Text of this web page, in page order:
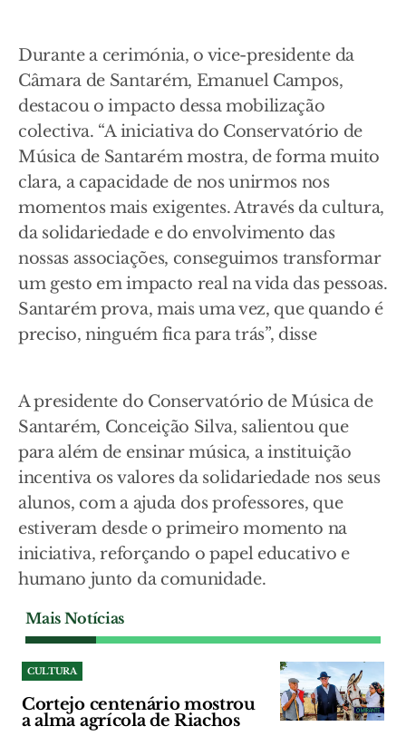
Durante a cerimónia, o vice-presidente da
Câmara de Santarém, Emanuel Campos,
destacou o impacto dessa mobilização
colectiva. “A iniciativa do Conservatório de
Música de Santarém mostra, de forma muito
clara, a capacidade de nos unirmos nos
momentos mais exigentes. Através da cultura,
da solidariedade e do envolvimento das
nossas associações, conseguimos transformar
um gesto em impacto real na vida das pessoas.
Santarém prova, mais uma vez, que quando é
preciso, ninguém fica para trás”, disse
A presidente do Conservatório de Música de
Santarém, Conceição Silva, salientou que
para além de ensinar música, a instituição
incentiva os valores da solidariedade nos seus
alunos, com a ajuda dos professores, que
estiveram desde o primeiro momento na
iniciativa, reforçando o papel educativo e
humano junto da comunidade.
Mais Notícias
CULTURA
Cortejo centenário mostrou
a alma agrícola de Riachos